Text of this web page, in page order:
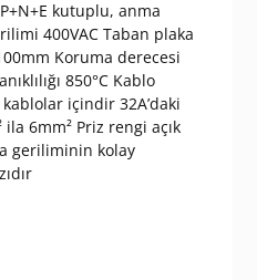
kutuplu, anma
400VAC Taban plaka
Koruma derecesi
850°C Kablo
içindir 32A’daki
6mm² Priz rengi açık
geriliminin kolay